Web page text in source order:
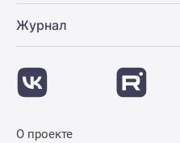
Журнал
О проекте